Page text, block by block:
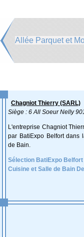
Allée Parquet et
Chagniot Thierry (SARL)
Siège : 6 All Soeur Nelly
L'entreprise Chagniot
par BatiExpo Belfort dans
de Bain.
Sélection BatiExpo Belfort
Cuisine et Salle de Bain